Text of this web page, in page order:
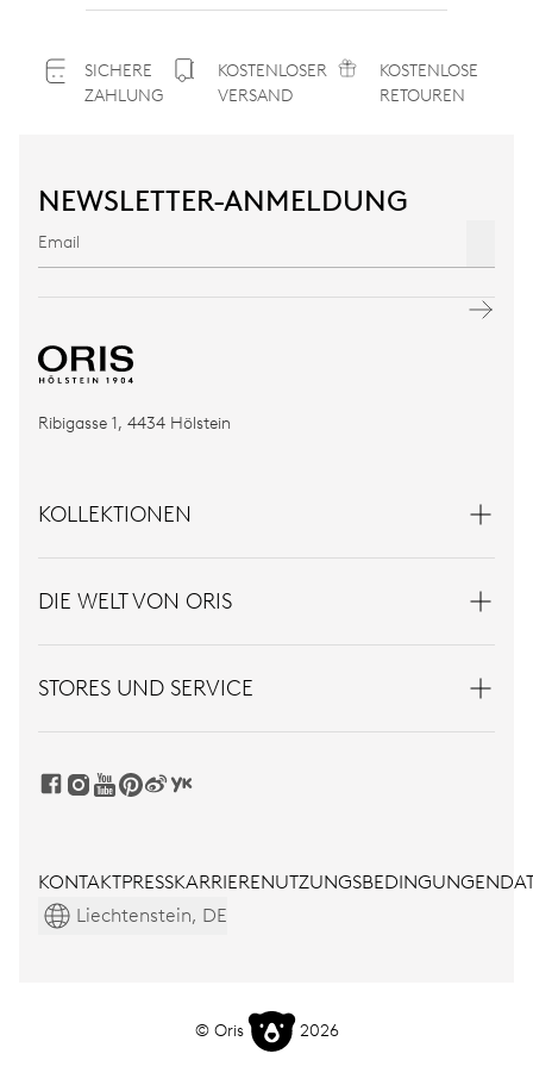
SICHERE
ZAHLUNG
KOSTENLOSER
VERSAND
KOSTENLOSE
RETOUREN
NEWSLETTER-ANMELDUNG
Ribigasse 1, 4434 Hölstein
KOLLEKTIONEN
DIE WELT VON ORIS
STORES UND SERVICE
KONTAKTPRESSKARRIERENUTZUNGSBEDINGUNGEN
Liechtenstein, DE
© Oris 2026